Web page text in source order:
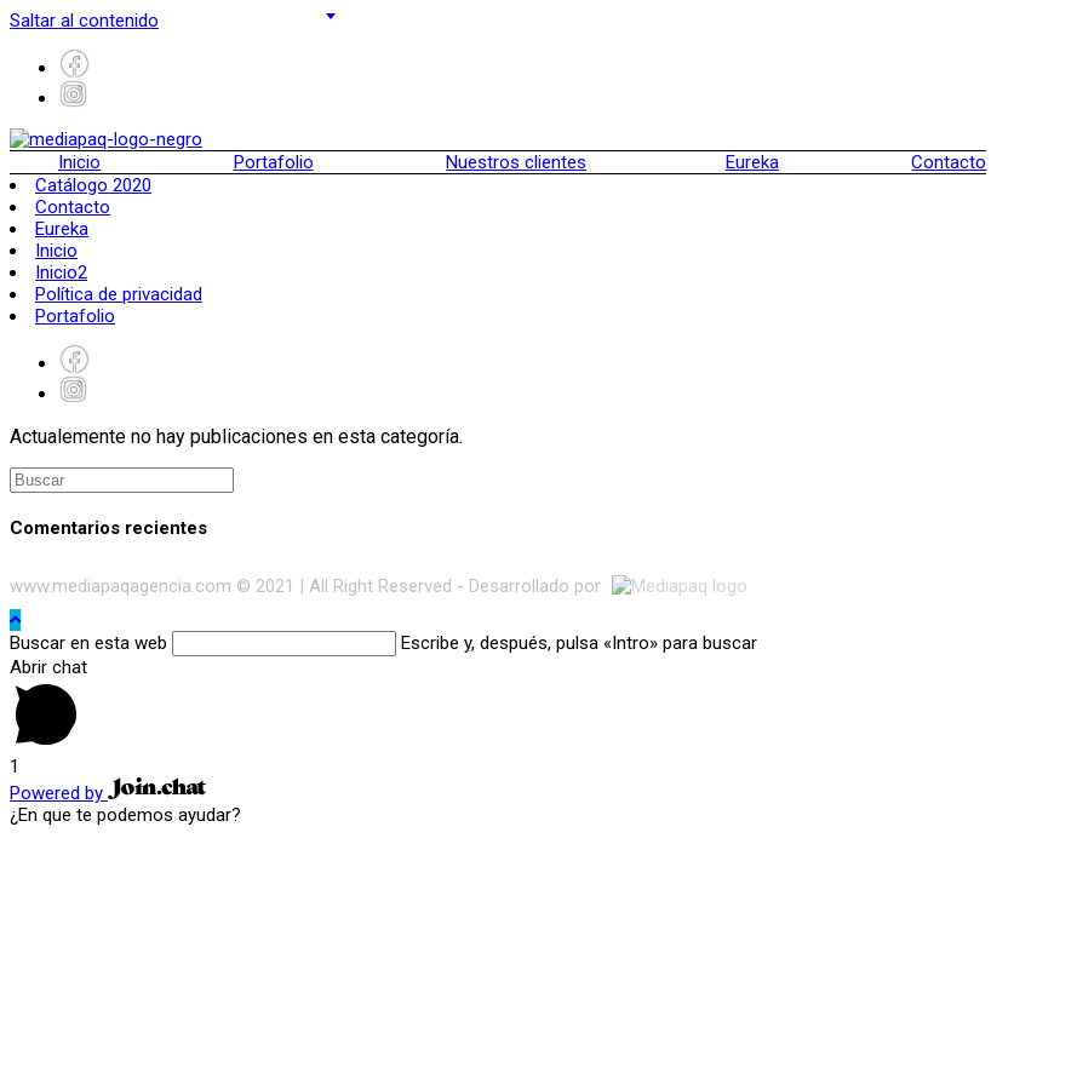
Saltar al contenido
Inicio Portafolio Nuestros clientes Eureka
Contacto
Catálogo 2020
Contacto
Eureka
Inicio
Inicio2
Política de privacidad
Portafolio
Actualemente no hay publicaciones en esta categoría.
Comentarios recientes
www.mediapaqagencia.com © 2021 | All Right Reserved - Desarrollado por
Buscar en esta web
Escribe y, después, pulsa «Intro» para buscar
Abrir chat
1
Powered by
¿En que te podemos ayudar?